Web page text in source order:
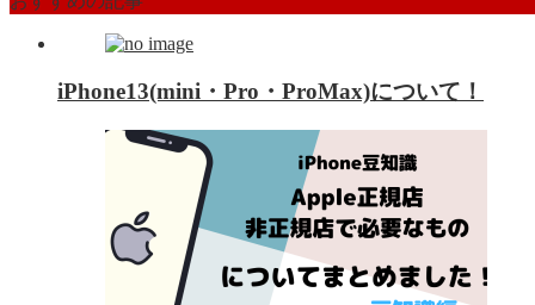
iPhone13(mini・Pro・ProMax)について！